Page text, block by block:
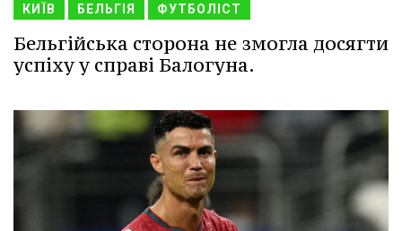
КИЇВ БЕЛЬГІЯ ФУТБОЛІСТ
Бельгійська сторона не змогла досягти
успіху у справі Балогуна.